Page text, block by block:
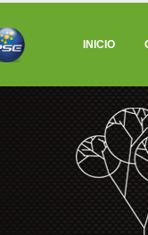
INICIO